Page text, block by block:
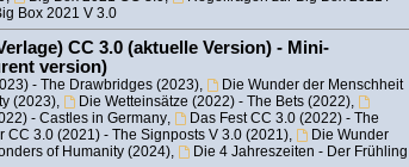
Box 2021 V 3.0
CC 3.0 (aktuelle Version) - Mini-
version)
- The Drawbridges (2023),
Die Wunder der Menschheit
(2023), Die Wetteinsätze (2022) - The Bets (2022),
- Castles in Germany,
Das Fest CC 3.0 (2022) - The
CC 3.0 (2021) - The Signposts V 3.0 (2021),
Die Wunder
of Humanity (2024),
Die 4 Jahreszeiten - Der Frühling